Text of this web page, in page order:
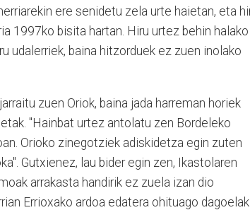
ere senidetu zela urte haietan, eta
1997ko bisita hartan. Hiru urtez behin halako
udalerriek, baina hitzorduek ez zuen inolako
zuen Oriok, baina jada harreman horiek
"Hainbat urtez antolatu zen Bordeleko
Orioko zinegotziek adiskidetza egin zuten
Gutxienez, lau bider egin zen, Ikastolaren
arrakasta handirik ez zuela izan dio
Errioxako ardoa edatera ohituago